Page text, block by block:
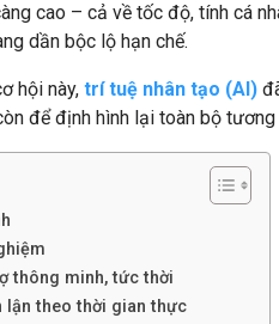
cao – cả về tốc độ, tính cá
dần bộc lộ hạn chế.
hội này, trí tuệ nhân tạo (AI)
để định hình lại toàn bộ
thông minh, tức thời
lận theo thời gian thực